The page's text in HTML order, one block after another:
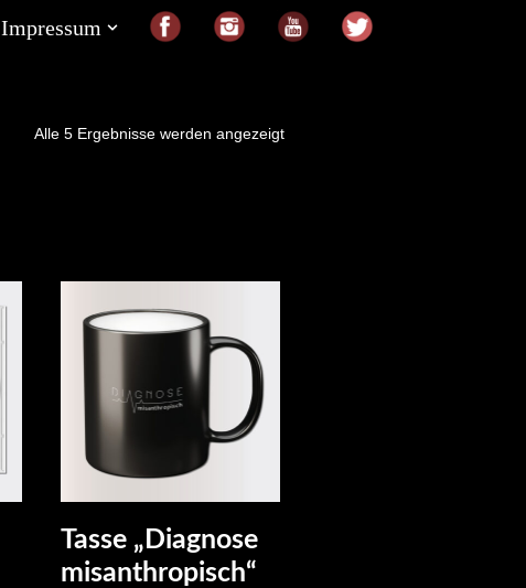
Impressum
Alle 5 Ergebnisse werden angezeigt
Tasse „Diagnose
misanthropisch“